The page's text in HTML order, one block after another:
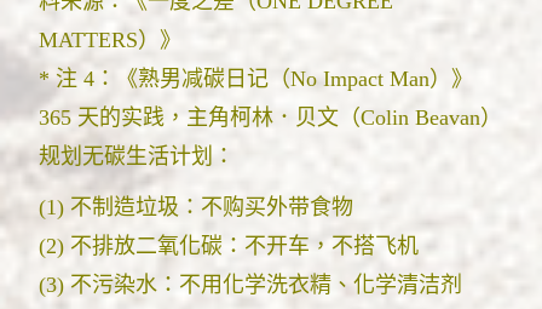
MATTERS）》
* 注 4：《熟男减碳日记（No Impact Man）》
365 天的实践，主角柯林．贝文（Colin Beavan）
规划无碳生活计划：
(1) 不制造垃圾：不购买外带食物
(2) 不排放二氧化碳：不开车，不搭飞机
(3) 不污染水：不用化学洗衣精、化学清洁剂